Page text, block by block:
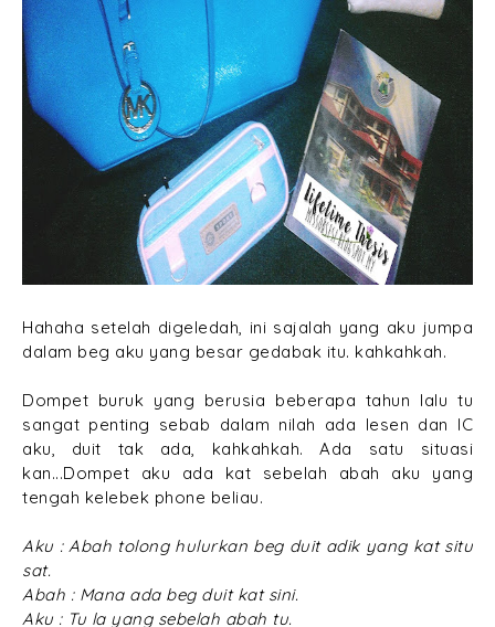
Hahaha setelah digeledah, ini sajalah yang aku jumpa
dalam beg aku yang besar gedabak itu. kahkahkah.
Dompet buruk yang berusia beberapa tahun lalu tu
sangat penting sebab dalam nilah ada lesen dan IC
aku, duit tak ada, kahkahkah. Ada satu situasi
kan...Dompet aku ada kat sebelah abah aku yang
tengah kelebek phone beliau.
Aku : Abah tolong hulurkan beg duit adik yang kat situ
sat.
Abah : Mana ada beg duit kat sini.
Aku : Tu la yang sebelah abah tu.